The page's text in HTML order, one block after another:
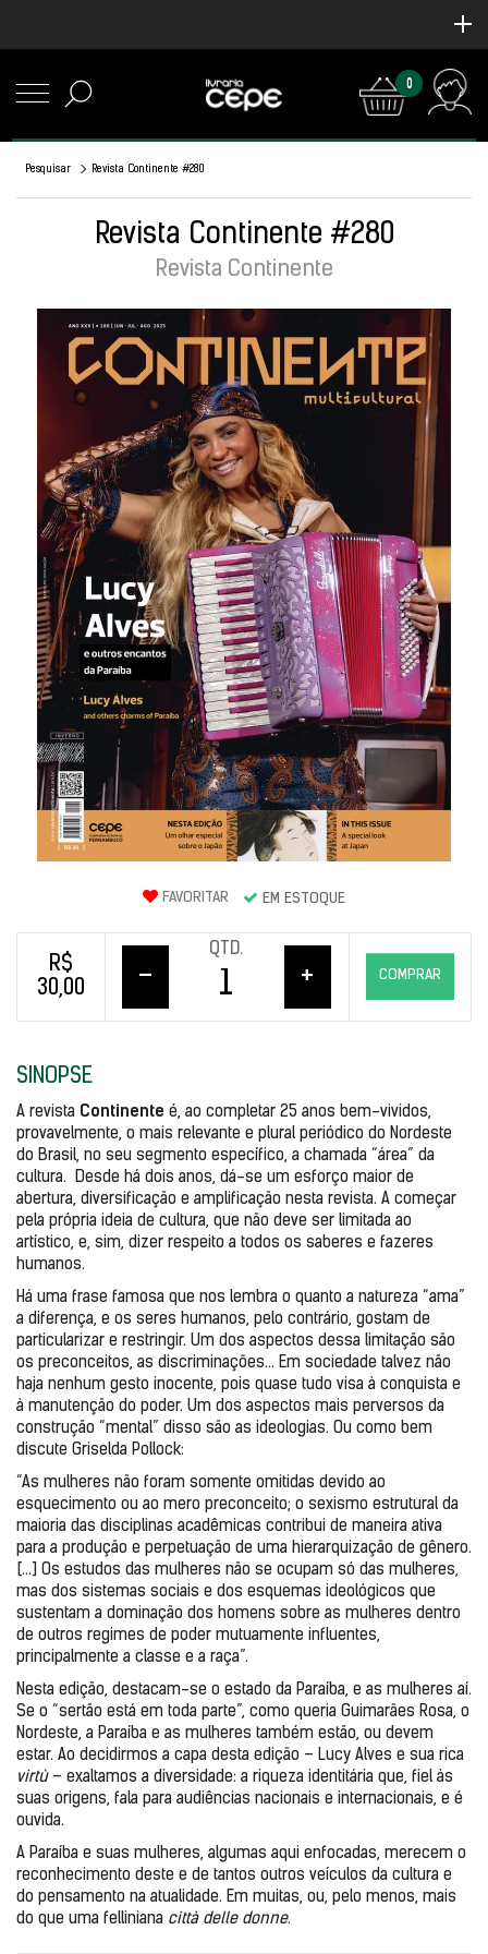
0
Pesquisar Revista Continente #280
Revista Continente #280
Revista Continente
FAVORITAR EM ESTOQUE
R$
30,00
–
QTD.
+ COMPRAR
SINOPSE
A revista Continente é, ao completar 25 anos bem-vividos,
provavelmente, o mais relevante e plural periódico do Nordeste
do Brasil, no seu segmento específico, a chamada “área” da
cultura.  Desde há dois anos, dá-se um esforço maior de
abertura, diversificação e amplificação nesta revista. A começar
pela própria ideia de cultura, que não deve ser limitada ao
artístico, e, sim, dizer respeito a todos os saberes e fazeres
humanos.
Há uma frase famosa que nos lembra o quanto a natureza “ama”
a diferença, e os seres humanos, pelo contrário, gostam de
particularizar e restringir. Um dos aspectos dessa limitação são
os preconceitos, as discriminações... Em sociedade talvez não
haja nenhum gesto inocente, pois quase tudo visa à conquista e
à manutenção do poder. Um dos aspectos mais perversos da
construção “mental” disso são as ideologias. Ou como bem
discute Griselda Pollock:
“As mulheres não foram somente omitidas devido ao
esquecimento ou ao mero preconceito; o sexismo estrutural da
maioria das disciplinas acadêmicas contribui de maneira ativa
para a produção e perpetuação de uma hierarquização de gênero.
[...] Os estudos das mulheres não se ocupam só das mulheres,
mas dos sistemas sociais e dos esquemas ideológicos que
sustentam a dominação dos homens sobre as mulheres dentro
de outros regimes de poder mutuamente influentes,
principalmente a classe e a raça”.
Nesta edição, destacam-se o estado da Paraíba, e as mulheres aí.
Se o “sertão está em toda parte”, como queria Guimarães Rosa, o
Nordeste, a Paraíba e as mulheres também estão, ou devem
virtù – exaltamos a diversidade: a riqueza identitária que, fiel às
suas origens, fala para audiências nacionais e internacionais, e é
ouvida.
A Paraíba e suas mulheres, algumas aqui enfocadas, merecem o
reconhecimento deste e de tantos outros veículos da cultura e
do pensamento na atualidade. Em muitas, ou, pelo menos, mais
do que uma felliniana città delle donne.